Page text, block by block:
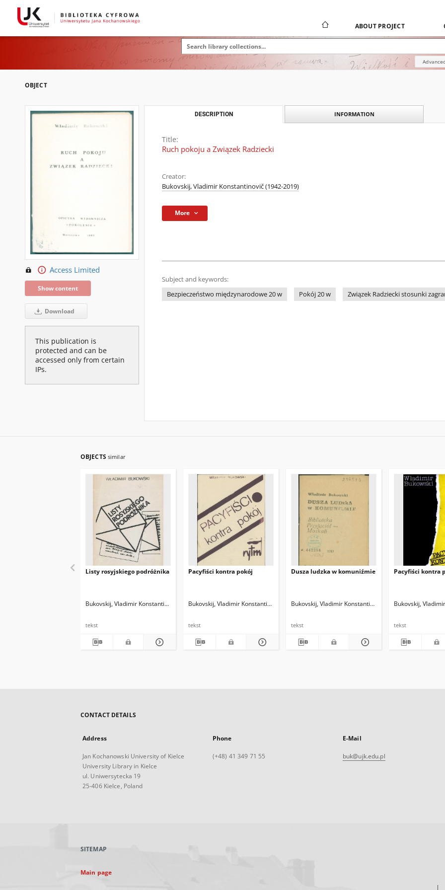
ABOUT PROJECT
OBJECT
Access Limited
Show content
Download
This publication is
protected and can be
accessed only from certain
IPs.
DESCRIPTION INFORMATION
Title:
Ruch pokoju a Związek Radziecki
Creator:
Bukovskij, Vladimir Konstantinovič (1942-2019)
More
Subject and keywords:
Bezpieczeństwo międzynarodowe 20 w
Pokój 20 w Związek Radziecki stosunki
OBJECTS similar
Listy rosyjskiego podróżnika
Bukovskij, Vladimir Konstantinovič (1942-2019) Przebinda, Grzegorz (1959- ) Tł. Łukasiewicz, Maciej (1941-2005) Red.
tekst
Pacyfiści kontra pokój
Bukovskij, Vladimir Konstantinovič (1942-2019) Mietkowski, Andrzej (1956- ). Tł.
tekst
Dusza ludzka w komuniźmie
Bukovskij, Vladimir Konstantinovič (1942-2019)
tekst
Pacyfiści kontra
Bukovskij,
tekst
CONTACT DETAILS
Address
Jan Kochanowski University of Kielce
University Library in Kielce
ul. Uniwersytecka 19
25-406 Kielce, Poland
Phone
(+48) 41 349 71 55
E-Mail
buk@ujk.edu.pl
SITEMAP
Main page